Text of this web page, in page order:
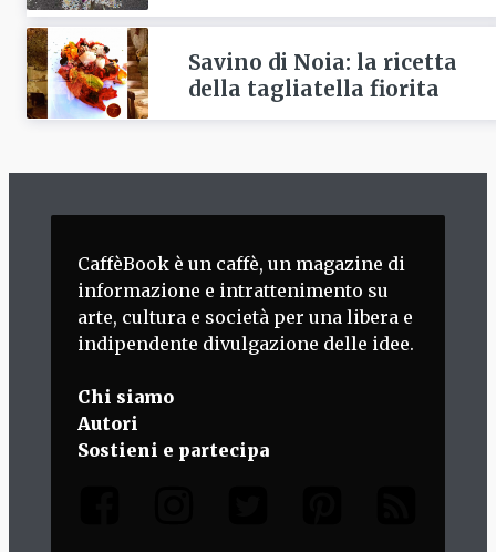
Savino di Noia: la ricetta
della tagliatella fiorita
CaffèBook è un caffè, un magazine di
informazione e intrattenimento su
arte, cultura e società per una libera e
indipendente divulgazione delle idee.
Chi siamo
Autori
Sostieni e partecipa